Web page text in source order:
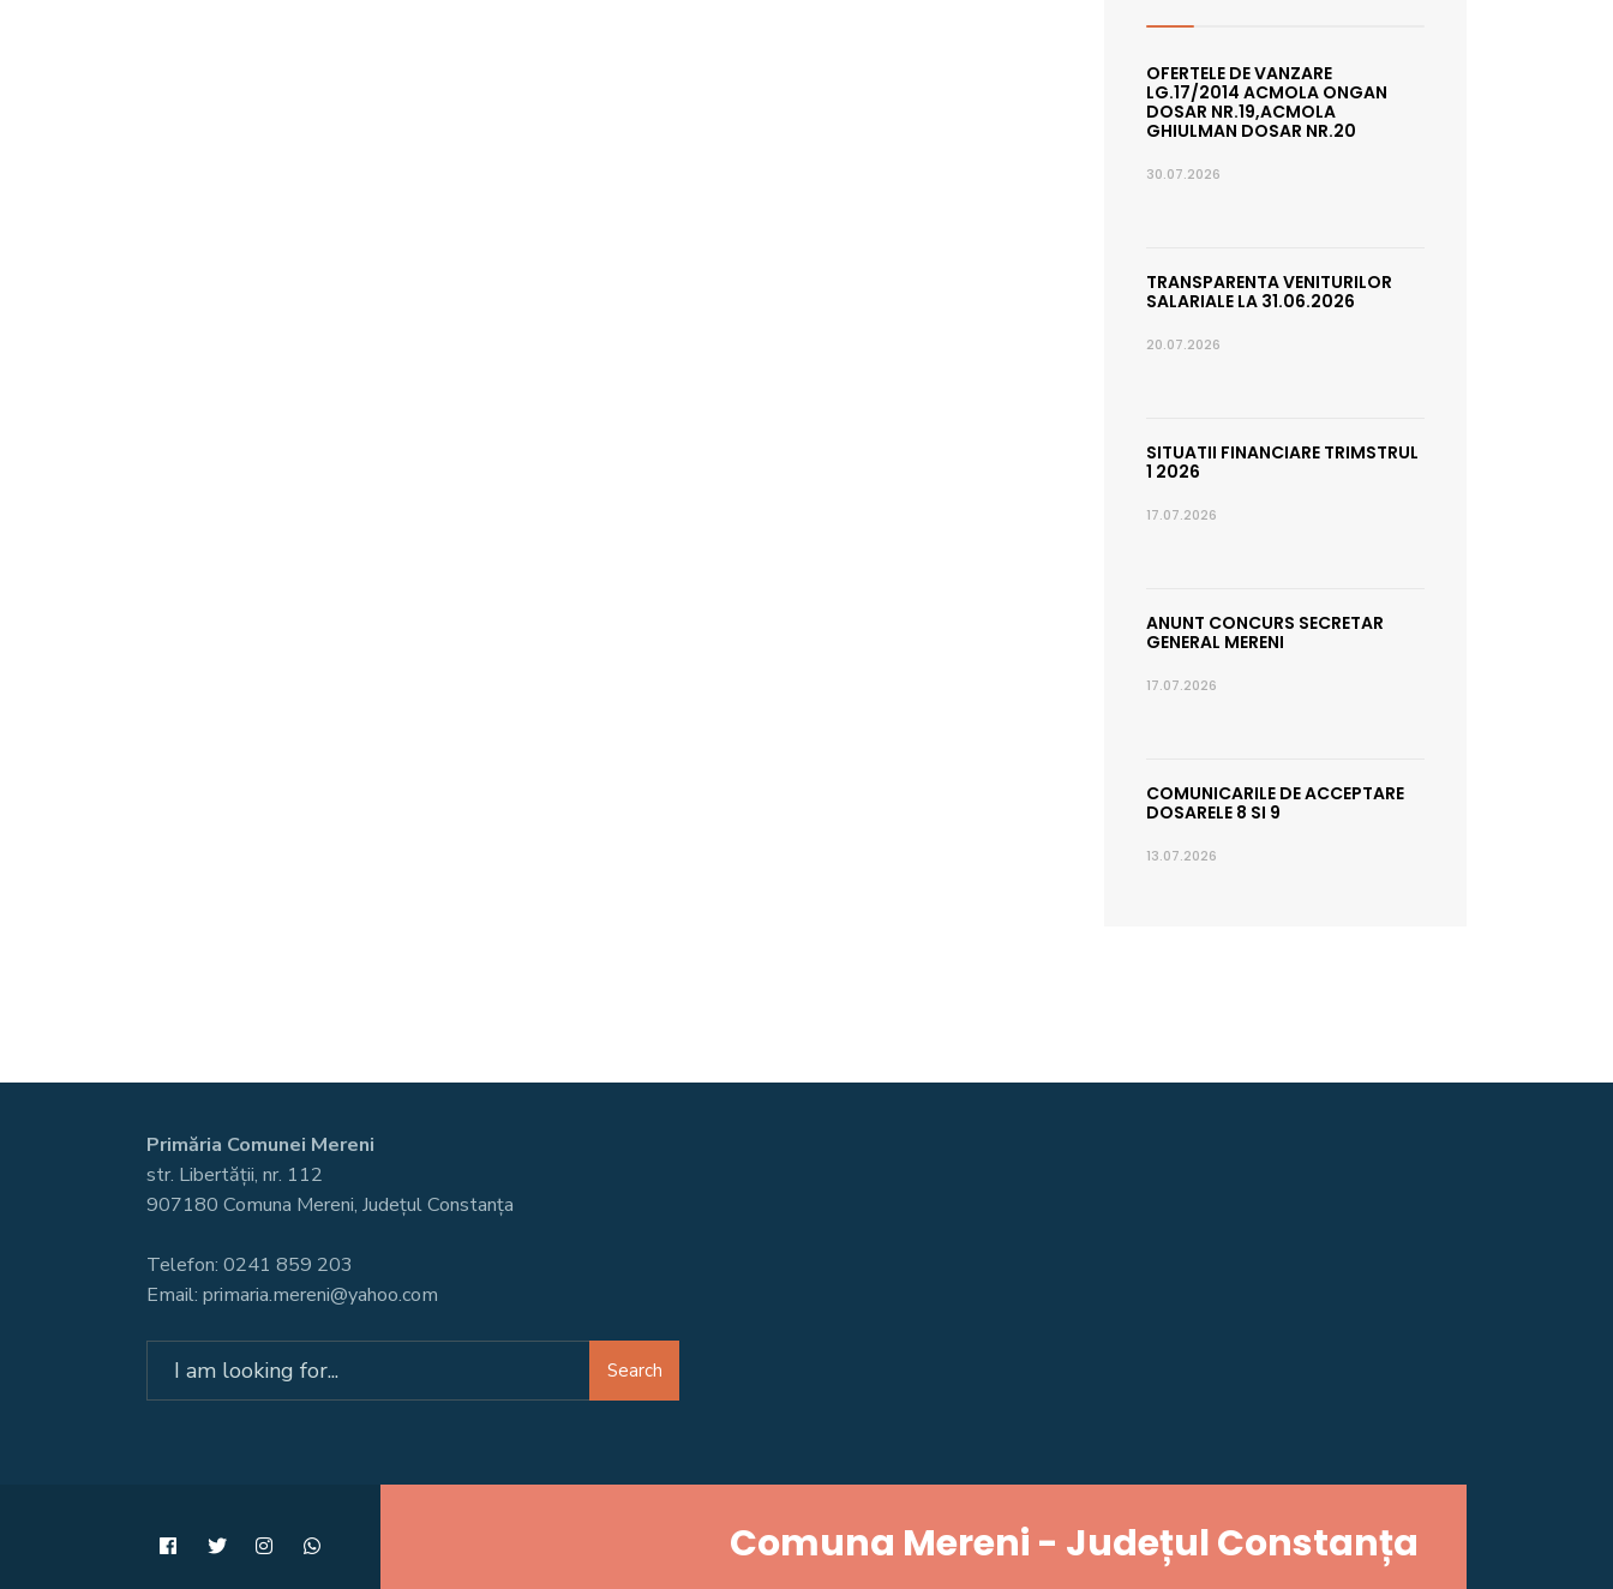
OFERTELE DE VANZARE
LG.17/2014 ACMOLA ONGAN
DOSAR NR.19,ACMOLA
GHIULMAN DOSAR NR.20
30.07.2026
TRANSPARENTA VENITURILOR
SALARIALE LA 31.06.2026
20.07.2026
SITUATII FINANCIARE TRIMSTRUL
1 2026
17.07.2026
ANUNT CONCURS SECRETAR
GENERAL MERENI
17.07.2026
COMUNICARILE DE ACCEPTARE
DOSARELE 8 SI 9
13.07.2026
Primăria Comunei Mereni
str. Libertății, nr. 112
907180 Comuna Mereni, Județul Constanța
Telefon: 0241 859 203
Email: primaria.mereni@yahoo.com
Search
Comuna Mereni - Județul Constanța